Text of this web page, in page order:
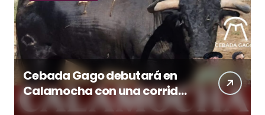
Cebada Gago debutará en
Calamocha con una corrida
de imponente presencia